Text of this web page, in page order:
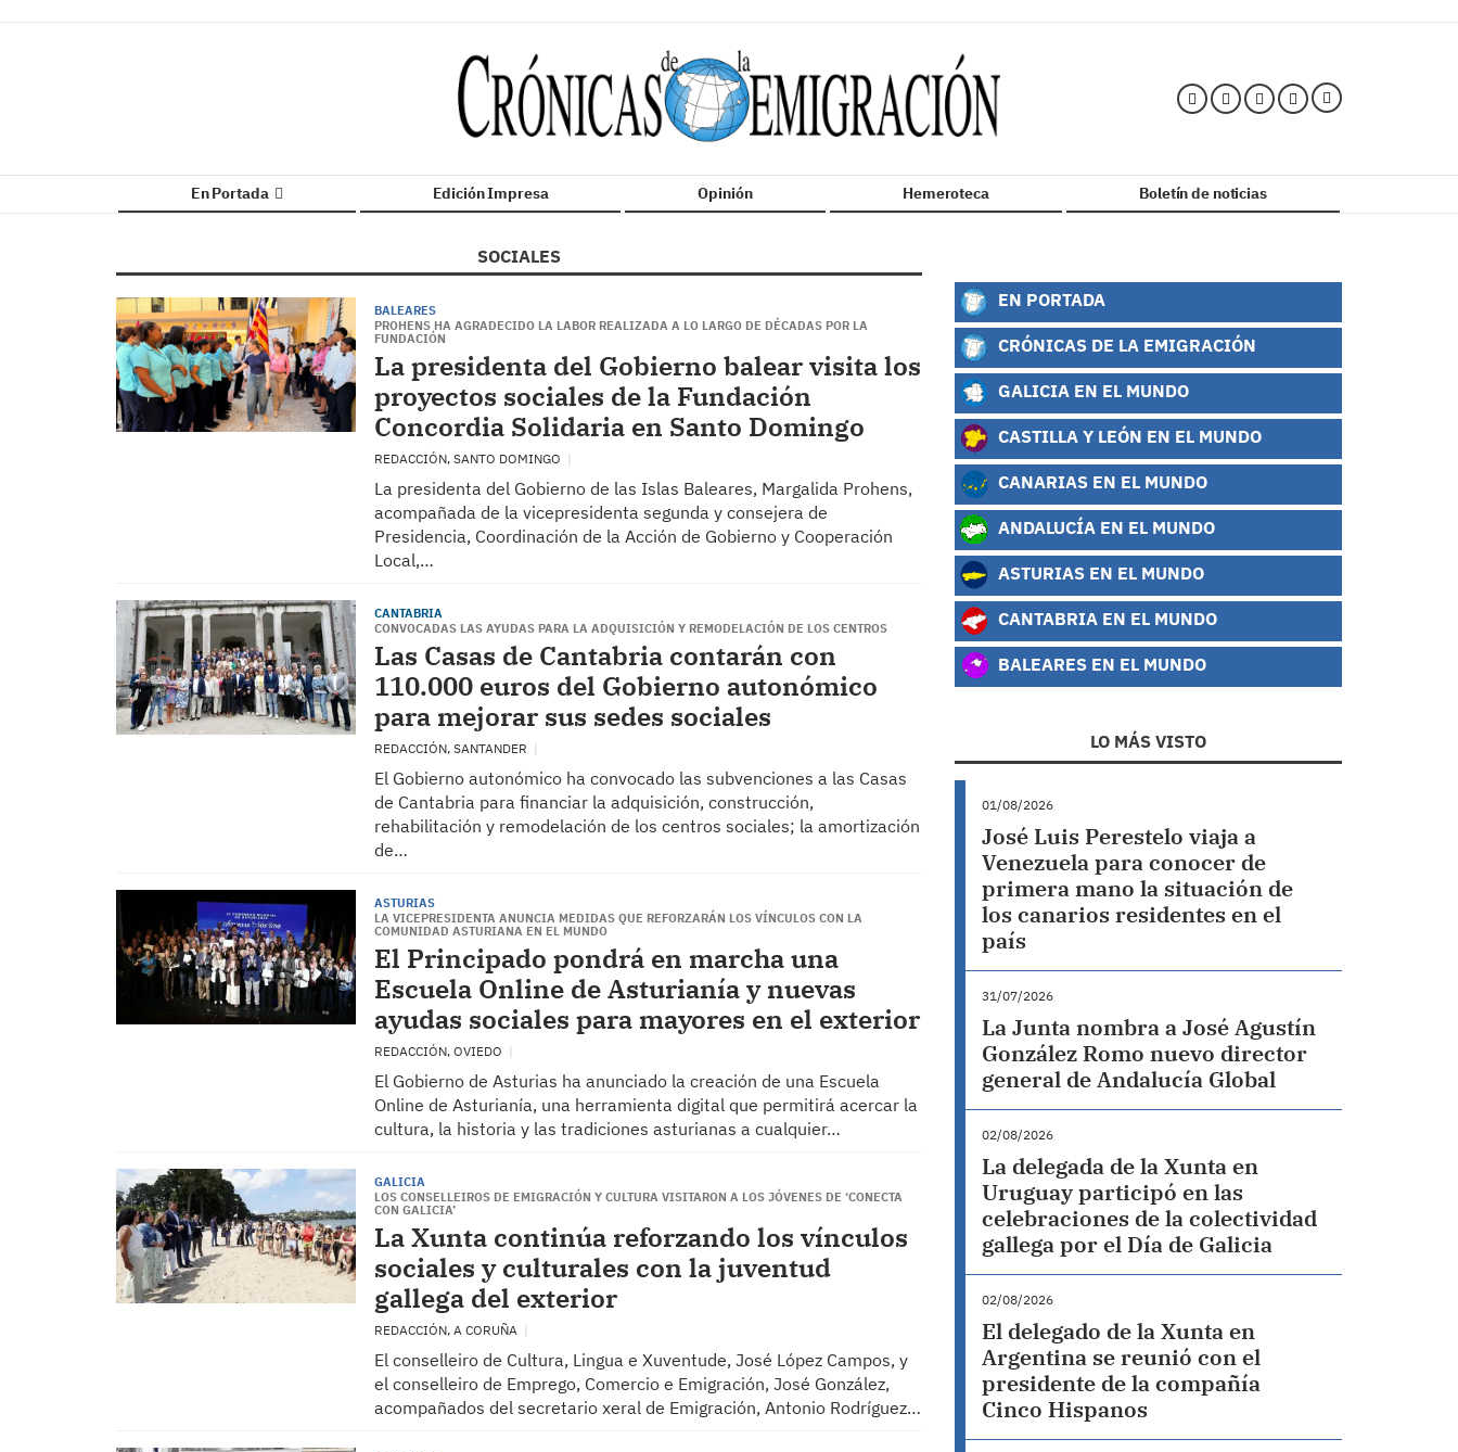
En Portada Edición Impresa Opinión Hemeroteca Boletín de noticias
SOCIALES
BALEARES
PROHENS HA AGRADECIDO LA LABOR REALIZADA A LO LARGO DE DÉCADAS POR LA
FUNDACIÓN
La presidenta del Gobierno balear visita los
proyectos sociales de la Fundación
Concordia Solidaria en Santo Domingo
REDACCIÓN, SANTO DOMINGO
La presidenta del Gobierno de las Islas Baleares, Margalida Prohens,
acompañada de la vicepresidenta segunda y consejera de
Presidencia, Coordinación de la Acción de Gobierno y Cooperación
Local,…
CANTABRIA
CONVOCADAS LAS AYUDAS PARA LA ADQUISICIÓN Y REMODELACIÓN DE LOS CENTROS
Las Casas de Cantabria contarán con
110.000 euros del Gobierno autonómico
para mejorar sus sedes sociales
REDACCIÓN, SANTANDER
El Gobierno autonómico ha convocado las subvenciones a las Casas
de Cantabria para financiar la adquisición, construcción,
rehabilitación y remodelación de los centros sociales; la amortización
de…
ASTURIAS
LA VICEPRESIDENTA ANUNCIA MEDIDAS QUE REFORZARÁN LOS VÍNCULOS CON LA
COMUNIDAD ASTURIANA EN EL MUNDO
El Principado pondrá en marcha una
Escuela Online de Asturianía y nuevas
ayudas sociales para mayores en el exterior
REDACCIÓN, OVIEDO
El Gobierno de Asturias ha anunciado la creación de una Escuela
Online de Asturianía, una herramienta digital que permitirá acercar la
cultura, la historia y las tradiciones asturianas a cualquier…
GALICIA
LOS CONSELLEIROS DE EMIGRACIÓN Y CULTURA VISITARON A LOS JÓVENES DE ‘CONECTA
CON GALICIA’
La Xunta continúa reforzando los vínculos
sociales y culturales con la juventud
gallega del exterior
REDACCIÓN, A CORUÑA
El conselleiro de Cultura, Lingua e Xuventude, José López Campos, y
el conselleiro de Emprego, Comercio e Emigración, José González,
acompañados del secretario xeral de Emigración, Antonio Rodríguez…
EN PORTADA
CRÓNICAS DE LA EMIGRACIÓN
GALICIA EN EL MUNDO
CASTILLA Y LEÓN EN EL MUNDO
CANARIAS EN EL MUNDO
ANDALUCÍA EN EL MUNDO
ASTURIAS EN EL MUNDO
CANTABRIA EN EL MUNDO
BALEARES EN EL MUNDO
LO MÁS VISTO
01/08/2026
José Luis Perestelo viaja a
Venezuela para conocer de
primera mano la situación de
los canarios residentes en el
país
31/07/2026
La Junta nombra a José Agustín
González Romo nuevo director
general de Andalucía Global
02/08/2026
La delegada de la Xunta en
Uruguay participó en las
celebraciones de la colectividad
gallega por el Día de Galicia
02/08/2026
El delegado de la Xunta en
Argentina se reunió con el
presidente de la compañía
Cinco Hispanos